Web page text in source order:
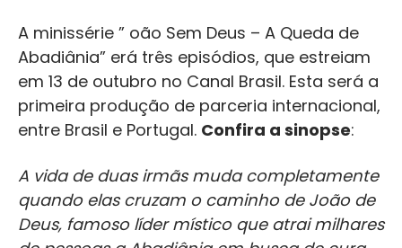
A minissérie ” oão Sem Deus – A Queda de
Abadiânia” erá três episódios, que estreiam
em 13 de outubro no Canal Brasil. Esta será a
primeira produção de parceria internacional,
entre Brasil e Portugal. Confira a sinopse:
A vida de duas irmãs muda completamente
quando elas cruzam o caminho de João de
Deus, famoso líder místico que atrai milhares